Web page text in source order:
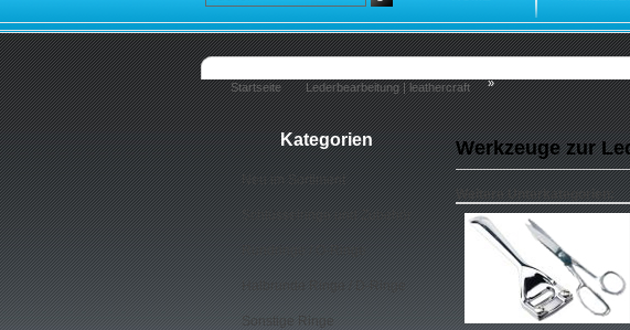
Startseite »
Lederbearbeitung | leathercraft
Kategorien
Neu im Sortiment
Schlüsselringe und Zubehör
Rundringe / O-Ringe
Halbrunde Ringe / D-Ringe
Sonstige Ringe
Werkzeuge zur
Weitere Unterkategorien: